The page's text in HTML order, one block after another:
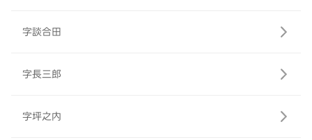
字談合田
字長三郎
字坪之内